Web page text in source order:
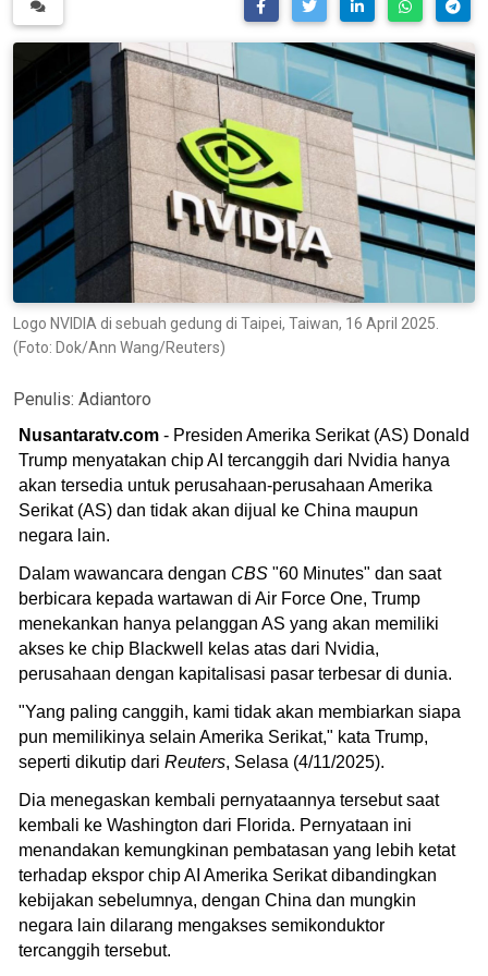
Logo NVIDIA di sebuah gedung di Taipei, Taiwan, 16 April 2025.
(Foto: Dok/Ann Wang/Reuters)
Penulis: Adiantoro
Nusantaratv.com - Presiden Amerika Serikat (AS) Donald
Trump menyatakan chip AI tercanggih dari Nvidia hanya
akan tersedia untuk perusahaan-perusahaan Amerika
Serikat (AS) dan tidak akan dijual ke China maupun
negara lain.
Dalam wawancara dengan CBS "60 Minutes" dan saat
berbicara kepada wartawan di Air Force One, Trump
menekankan hanya pelanggan AS yang akan memiliki
akses ke chip Blackwell kelas atas dari Nvidia,
perusahaan dengan kapitalisasi pasar terbesar di dunia.
"Yang paling canggih, kami tidak akan membiarkan siapa
pun memilikinya selain Amerika Serikat," kata Trump,
seperti dikutip dari Reuters, Selasa (4/11/2025).
Dia menegaskan kembali pernyataannya tersebut saat
kembali ke Washington dari Florida. Pernyataan ini
menandakan kemungkinan pembatasan yang lebih ketat
terhadap ekspor chip AI Amerika Serikat dibandingkan
kebijakan sebelumnya, dengan China dan mungkin
negara lain dilarang mengakses semikonduktor
tercanggih tersebut.